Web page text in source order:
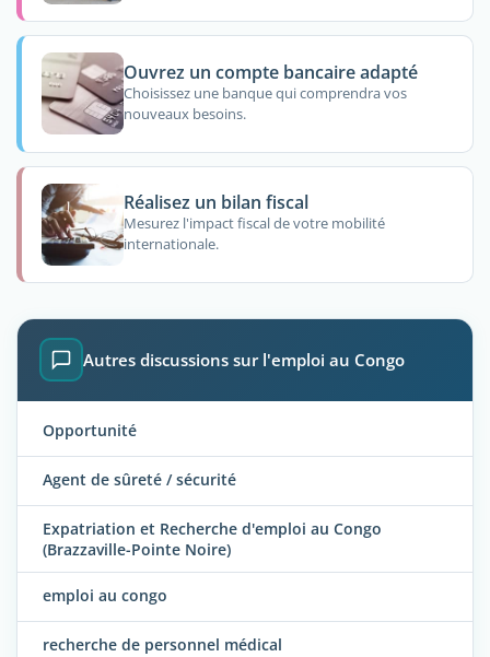
Ouvrez un compte bancaire adapté
Choisissez une banque qui comprendra vos
nouveaux besoins.
Réalisez un bilan fiscal
Mesurez l'impact fiscal de votre mobilité
internationale.
Autres discussions sur l'emploi au Congo
Opportunité
Agent de sûreté / sécurité
Expatriation et Recherche d'emploi au Congo
(Brazzaville-Pointe Noire)
emploi au congo
recherche de personnel médical